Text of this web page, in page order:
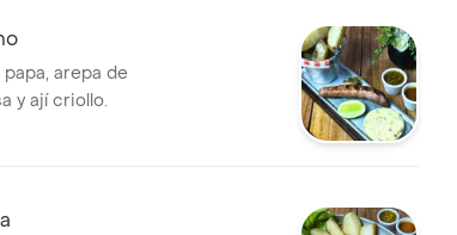
arepa de
y ají criollo.